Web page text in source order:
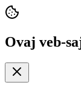
Ovaj veb-